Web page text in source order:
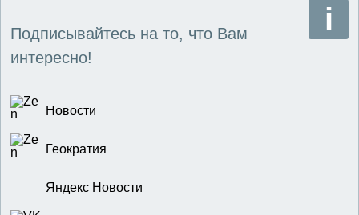
Подписывайтесь на то, что Вам
интересно!
Новости
Геократия
Яндекс Новости